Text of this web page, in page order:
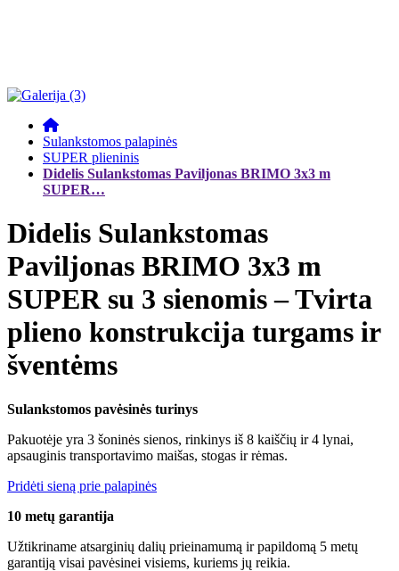
Sulankstomos palapinės
SUPER plieninis
Didelis Sulankstomas Paviljonas BRIMO 3x3 m
SUPER…
Didelis Sulankstomas
Paviljonas BRIMO 3x3 m
SUPER su 3 sienomis – Tvirta
plieno konstrukcija turgams ir
šventėms
Sulankstomos pavėsinės turinys
Pakuotėje yra 3 šoninės sienos, rinkinys iš 8 kaiščių ir 4 lynai,
apsauginis transportavimo maišas, stogas ir rėmas.
Pridėti sieną prie palapinės
10 metų garantija
Užtikriname atsarginių dalių prieinamumą ir papildomą 5 metų
garantiją visai pavėsinei visiems, kuriems jų reikia.